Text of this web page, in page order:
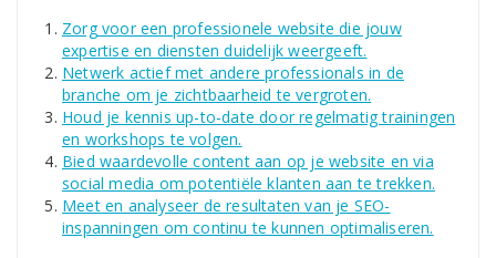
Zorg voor een professionele website die jouw
expertise en diensten duidelijk weergeeft.
Netwerk actief met andere professionals in de
branche om je zichtbaarheid te vergroten.
Houd je kennis up-to-date door regelmatig trainingen
en workshops te volgen.
Bied waardevolle content aan op je website en via
social media om potentiële klanten aan te trekken.
Meet en analyseer de resultaten van je SEO-
inspanningen om continu te kunnen optimaliseren.